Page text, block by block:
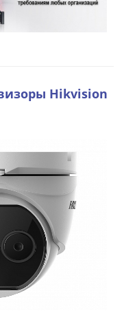
Hikvision